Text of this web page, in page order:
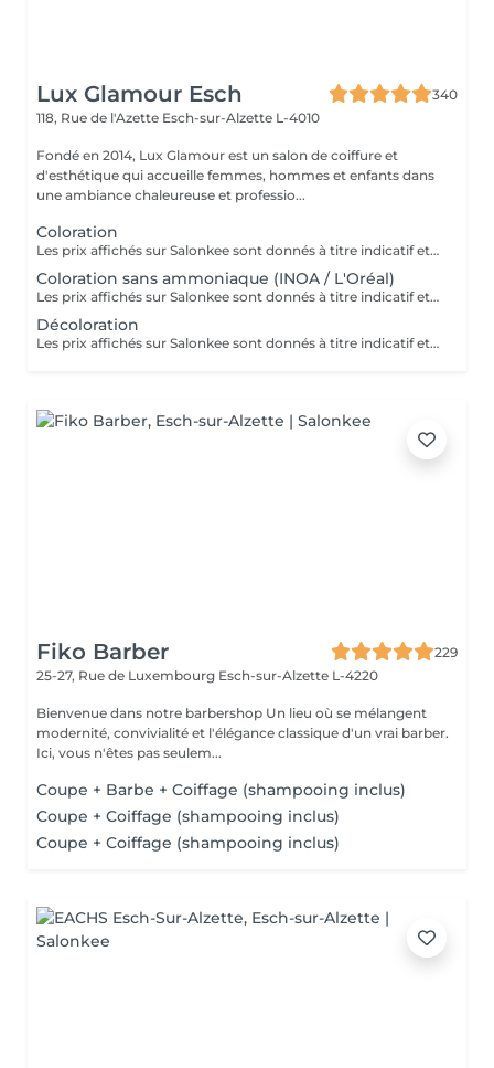
Lux Glamour Esch
340
118, Rue de l'Azette Esch-sur-Alzette L-4010
Fondé en 2014, Lux Glamour est un salon de coiffure et
d'esthétique qui accueille femmes, hommes et enfants dans
une ambiance chaleureuse et professio...
Coloration
Les prix affichés sur Salonkee sont donnés à titre indicatif et représentent les tarifs de base. Ceux-ci peuvent varier en fonction du diagnostic effectué lors de votre arrivée au salon et de l'expertise du professionnel à qui vous confiez vos soins de beauté. Dans tout les cas, un devis détaillé vous sera proposé et toute prestation sera réalisée avec votre accord.
Coloration sans ammoniaque (INOA / L'Oréal)
Les prix affichés sur Salonkee sont donnés à titre indicatif et représentent les tarifs de base. Ceux-ci peuvent varier en fonction du diagnostic effectué lors de votre arrivée au salon et de l'expertise du professionnel à qui vous confiez vos soins de beauté. Dans tout les cas, un devis détaillé vous sera proposé et toute prestation sera réalisée avec votre accord.
Décoloration
Les prix affichés sur Salonkee sont donnés à titre indicatif et représentent les tarifs de base. Ceux-ci peuvent varier en fonction du diagnostic effectué lors de votre arrivée au salon et de l'expertise du professionnel à qui vous confiez vos soins de beauté. Dans tout les cas, un devis détaillé vous sera proposé et toute prestation sera réalisée avec votre accord.
Fiko Barber
229
25-27, Rue de Luxembourg Esch-sur-Alzette L-4220
Bienvenue dans notre barbershop Un lieu où se mélangent
modernité, convivialité et l'élégance classique d'un vrai barber.
Ici, vous n'êtes pas seulem...
Coupe + Barbe + Coiffage (shampooing inclus)
Coupe + Coiffage (shampooing inclus)
Coupe + Coiffage (shampooing inclus)